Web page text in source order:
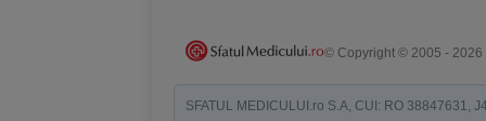
© Copyright © 2005 - 2026
SFATUL MEDICULUI.ro S.A, CUI: RO 38847631,